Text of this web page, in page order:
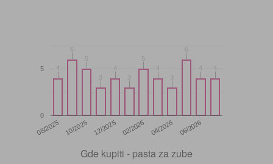
08/2025 10/2025 12/2025 02/2026 04/2026 06/2026
0
5 44
66
55
33
44
33
55
44
33
66
44 44
Gde kupiti - pasta za zube